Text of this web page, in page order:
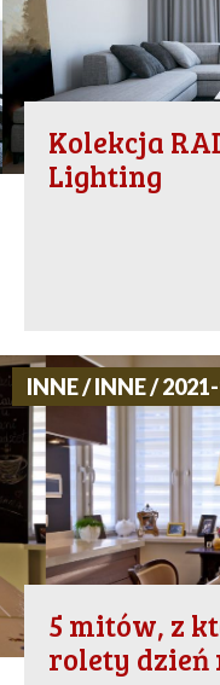
Kolekcja
Lighting
INNE / INNE /
5 mitów, z
rolety dzień